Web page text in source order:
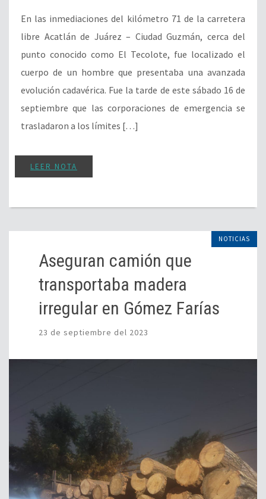
En las inmediaciones del kilómetro 71 de la carretera
libre Acatlán de Juárez – Ciudad Guzmán, cerca del
punto conocido como El Tecolote, fue localizado el
cuerpo de un hombre que presentaba una avanzada
evolución cadavérica. Fue la tarde de este sábado 16 de
septiembre que las corporaciones de emergencia se
trasladaron a los límites […]
LEER NOTA
NOTICIAS
Aseguran camión que
transportaba madera
irregular en Gómez Farías
23 de septiembre del 2023